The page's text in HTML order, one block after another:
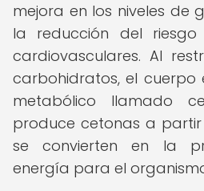
mejora en los niveles de
la reducción del riesgo
cardiovasculares. Al
carbohidratos, el cuerpo
metabólico llamado
produce cetonas a
se convierten en la
energía para el